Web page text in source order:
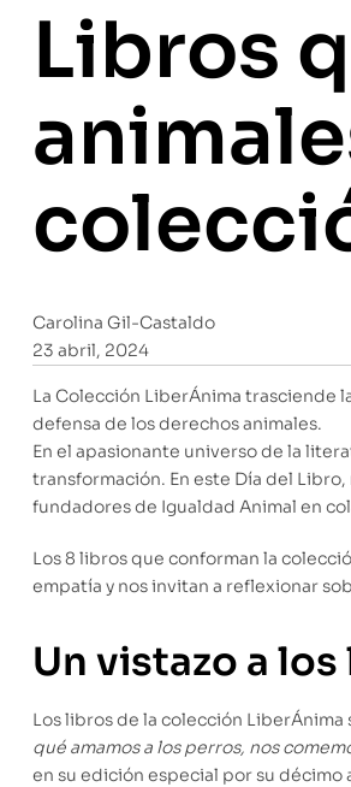
Libros
Carolina Gil-Castaldo
23 abril, 2024
La Colección LiberÁnima trasciende
defensa de los derechos animales.
En el apasionante universo de la
transformación. En este Día del Libro,
fundadores de Igualdad Animal en
Los 8 libros que conforman la
empatía y nos invitan a reflexionar
Un vistazo a
Los libros de la colección
qué amamos a los perros, nos
en su edición especial por su décimo